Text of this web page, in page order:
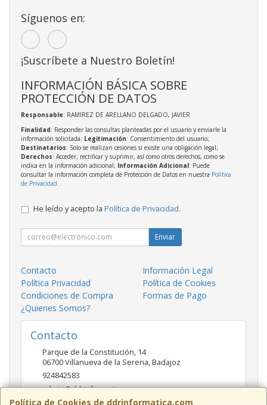
Política de Cookies de ddrinformatica.com
Síguenos en:
¡Suscríbete a Nuestro Boletín!
INFORMACIÓN BÁSICA SOBRE
PROTECCIÓN DE DATOS
Responsable: RAMIREZ DE ARELLANO DELGADO, JAVIER
Finalidad: Responder las consultas planteadas por el usuario y enviarle la
información solicitada; Legitimación: Consentimiento del usuario;
Destinatarios: Solo se realizan cesiones si existe una obligación legal;
Derechos: Acceder, rectificar y suprimir, así como otros derechos, como se
indica en la información adicional; Información Adicional: Puede
consultar la información completa de Protección de Datos en nuestra Política
de Privacidad
He leído y acepto la Política de Privacidad.
Enviar
Contacto
Información Legal
Política Privacidad
Política de Cookies
Condiciones de Compra
Formas de Pago
¿Quienes Somos?
Contacto
Parque de la Constitución, 14
06700Villanueva de la Serena,Badajoz
924842583
admin@ddrinformatica.com